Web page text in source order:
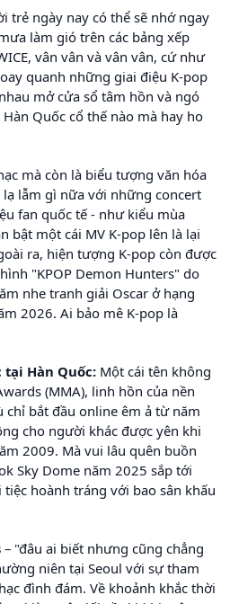
trẻ ngày nay có thể sẽ nhớ ngay
làm gió trên các bảng xếp
vân vân và vân vân, cứ như
quanh những giai điệu K-pop
mở cửa sổ tâm hồn và ngó
Quốc cổ thế nào mà hay ho
mà còn là biểu tượng văn hóa
lẫm gì nữa với những concert
fan quốc tế - như kiểu mùa
bật một cái MV K-pop lên là lại
ra, hiện tượng K-pop còn được
"KPOP Demon Hunters" do
nhe tranh giải Oscar ở hạng
2026. Ai bảo mê K-pop là
tại Hàn Quốc: Một cái tên không
(MMA), linh hồn của nền
chỉ bắt đầu online êm ả từ năm
cho người khác được yên khi
2009. Mà vui lâu quên buồn
Sky Dome năm 2025 sắp tới
tiệc hoành tráng với bao sân khấu
– "đâu ai biết nhưng cũng chẳng
niên tại Seoul với sự tham
đình đám. Về khoảnh khắc thời